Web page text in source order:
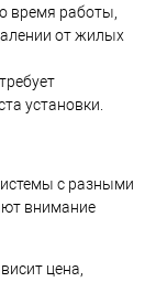
время работы,
от жилых
установки.
с разными
внимание
цена,